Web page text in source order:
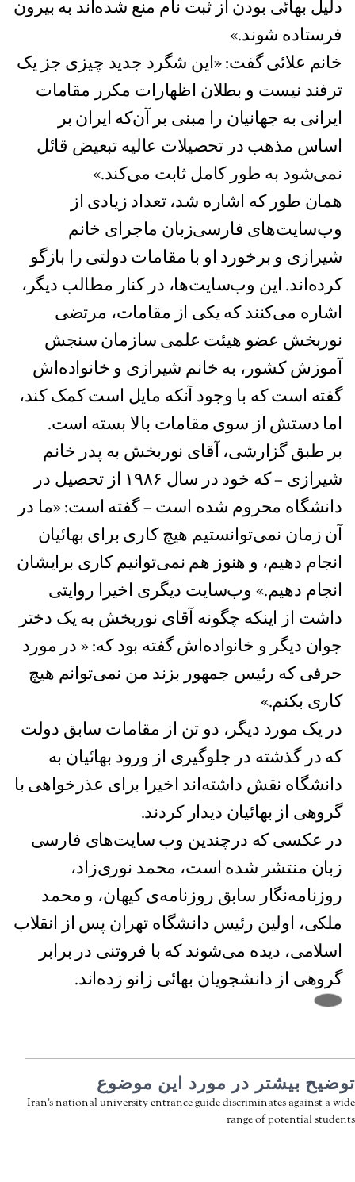
دلیل بهائی بودن از ثبت نام منع شده‌اند به بیرون
فرستاده شوند.»
خانم علائی گفت: «این شگرد جدید چیزی جز یک
ترفند نیست و بطلان اظهارات مکرر مقامات
ایرانی به جهانیان را مبنی بر آن‌که ایران بر
اساس مذهب در تحصیلات عالیه تبعیض قائل
نمی‌شود به طور کامل ثابت می‌کند.»
همان طور که اشاره شد، تعداد زیادی از
وب‌سایت‌های فارسی‌زبان ماجرای خانم
شیرازی و برخورد او با مقامات دولتی را بازگو
کرده‌اند. این وب‌سایت‌ها، در کنار مطالب دیگر،
اشاره می‌کنند که یکی از مقامات، مرتضی
نوربخش عضو هیئت علمی سازمان سنجش
آموزش کشور، به خانم شیرازی و خانواده‌اش
گفته است که با وجود آنکه مایل است کمک کند،
اما دستش از سوی مقامات بالا بسته است.
بر طبق گزارشی، آقای نوربخش به پدر خانم
شیرازی – که خود در سال ۱۹۸۶ از تحصیل در
دانشگاه محروم شده است – گفته است: «ما در
آن زمان نمی‌توانستیم هیچ کاری برای بهائیان
انجام دهیم، و هنوز هم نمی‌توانیم کاری برایشان
انجام دهیم.» وب‌سایت دیگری اخیرا روایتی
داشت از اینکه چگونه آقای نوربخش به يک دختر
جوان دیگر و خانواده‌اش گفته بود که: « در مورد
حرفی که رئیس جمهور بزند من نمی‌توانم هیچ
کاری بکنم.»
در یک مورد دیگر، دو تن از مقامات سابق دولت
که در گذشته در جلوگیری از ورود بهائیان به
دانشگاه نقش داشته‌اند اخیرا برای عذرخواهی با
گروهی از بهائیان دیدار کردند.
در عکسی که درچندین وب سایت‌های فارسی
زبان منتشر شده است، محمد نوری‌زاد،
روزنامه‌نگار سابق روزنامه‌ی کیهان، و محمد
ملکی، اولین رئیس دانشگاه تهران پس از انقلاب
اسلامی، دیده می‌شوند که با فروتنی در برابر
گروهی از دانشجویان بهائی زانو زده‌اند.
توضیح بیشتر در مورد این موضوع
Iran's national university entrance guide discriminates against a wide
range of potential students